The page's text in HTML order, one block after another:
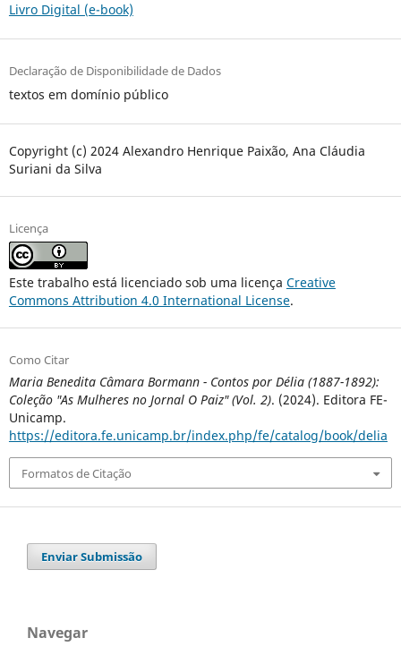
Livro Digital (e-book)
Declaração de Disponibilidade de Dados
textos em domínio público
Copyright (c) 2024 Alexandro Henrique Paixão, Ana Cláudia
Suriani da Silva
Licença
Este trabalho está licenciado sob uma licença Creative
Commons Attribution 4.0 International License.
Como Citar
Maria Benedita Câmara Bormann - Contos por Délia (1887-1892):
Coleção "As Mulheres no Jornal O Paiz" (Vol. 2). (2024). Editora FE-
Unicamp.
https://editora.fe.unicamp.br/index.php/fe/catalog/book/delia
Formatos de Citação
Enviar Submissão
Navegar